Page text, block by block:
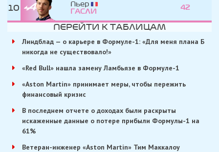
10
Пьер
ГАСЛИ
42
ПЕРЕЙТИ К ТАБЛИЦАМ
Линдблад — о карьере в Формуле-1: «Для меня плана Б
никогда не существовало!»
«Red Bull» нашла замену Ламбьязе в Формуле-1
«Aston Martin» принимает меры, чтобы пережить
финансовый кризис
В последнем отчете о доходах были раскрыты
искаженные данные о потере прибыли Формулы-1 на
61%
Ветеран-инженер «Aston Martin» Тим Маккалоу